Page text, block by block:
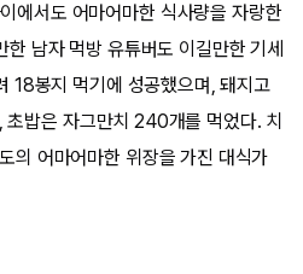
에서도 어마어마한 식사량을 자랑한
한 남자 먹방 유튜버도 이길만한 기세
18봉지 먹기에 성공했으며, 돼지고
밥은 자그만치 240개를 먹었다. 치
의 어마어마한 위장을 가진 대식가